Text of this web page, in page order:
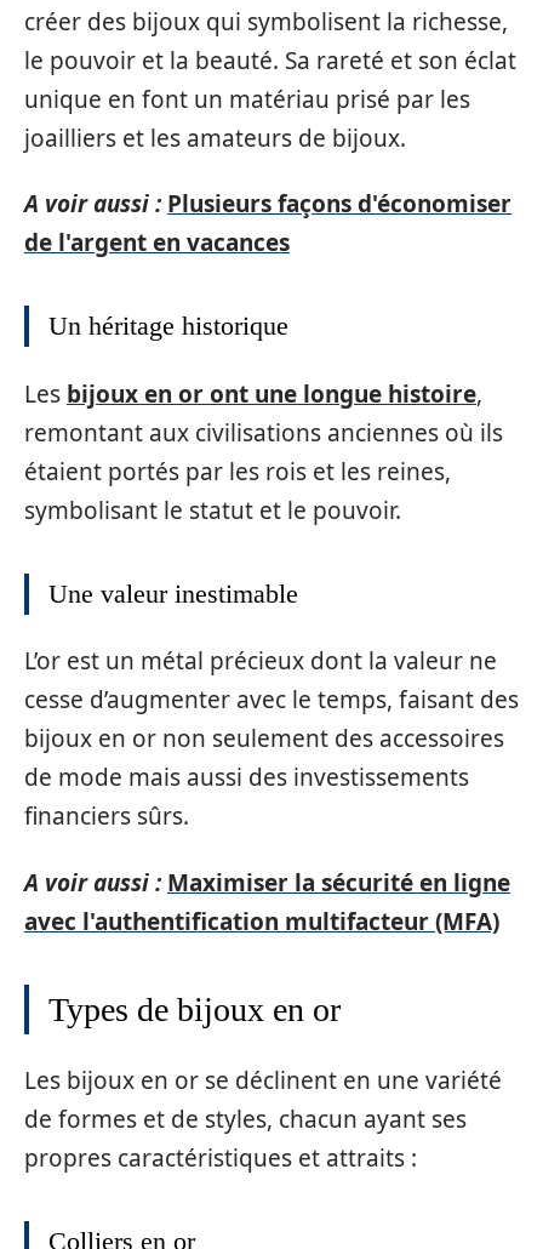
créer des bijoux qui symbolisent la richesse,
le pouvoir et la beauté. Sa rareté et son éclat
unique en font un matériau prisé par les
joailliers et les amateurs de bijoux.
A voir aussi : Plusieurs façons d'économiser
de l'argent en vacances
Un héritage historique
Les bijoux en or ont une longue histoire,
remontant aux civilisations anciennes où ils
étaient portés par les rois et les reines,
symbolisant le statut et le pouvoir.
Une valeur inestimable
L’or est un métal précieux dont la valeur ne
cesse d’augmenter avec le temps, faisant des
bijoux en or non seulement des accessoires
de mode mais aussi des investissements
financiers sûrs.
A voir aussi : Maximiser la sécurité en ligne
avec l'authentification multifacteur (MFA)
Types de bijoux en or
Les bijoux en or se déclinent en une variété
de formes et de styles, chacun ayant ses
propres caractéristiques et attraits :
Colliers en or